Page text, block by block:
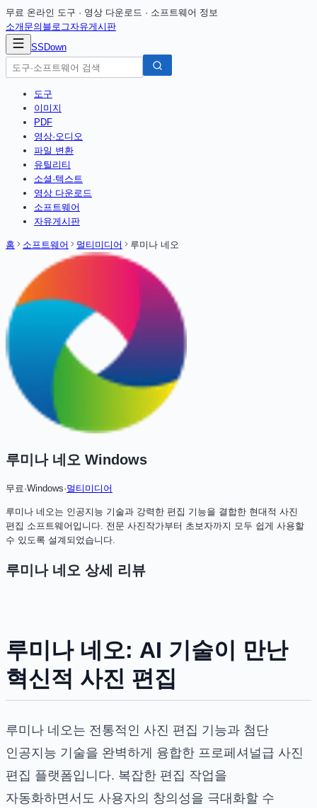
무료 온라인 도구 · 영상 다운로드 · 소프트웨어 정보
소개 문의 블로그자유게시판
SSDown
도구
이미지
PDF
영상·오디오
파일 변환
유틸리티
소셜·텍스트
영상 다운로드
소프트웨어
자유게시판
홈 소프트웨어 멀티미디어 루미나 네오
루미나 네오 Windows
무료·Windows·멀티미디어
루미나 네오는 인공지능 기술과 강력한 편집 기능을 결합한 현대적 사진
편집 소프트웨어입니다. 전문 사진작가부터 초보자까지 모두 쉽게 사용할
수 있도록 설계되었습니다.
루미나 네오 상세 리뷰
루미나 네오: AI 기술이 만난
혁신적 사진 편집
루미나 네오는 전통적인 사진 편집 기능과 첨단
인공지능 기술을 완벽하게 융합한 프로페셔널급 사진
편집 플랫폼입니다. 복잡한 편집 작업을
자동화하면서도 사용자의 창의성을 극대화할 수